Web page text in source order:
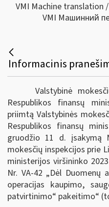
VMI Machine
VMI Машинний
Valstybinė
Respublikos finansų
priimtą Valstybinės
Respublikos finansų
gruodžio 11 d. įsakymą
mokesčių inspekcijos prie
ministerijos viršininko
Nr. VA-42 „Dėl
operacijas kaupimo,
patvirtinimo“ pakeitimo“